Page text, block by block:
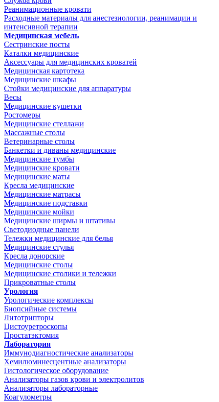
Реанимационные кровати
Расходные материалы для анестезиологии, реанимации и
интенсивной терапии
Медицинская мебель
Сестринские посты
Каталки медицинские
Аксессуары для медицинских кроватей
Медицинская картотека
Медицинские шкафы
Стойки медицинские для аппаратуры
Весы
Медицинские кушетки
Ростомеры
Медицинские стеллажи
Массажные столы
Ветеринарные столы
Банкетки и диваны медицинские
Медицинские тумбы
Медицинские кровати
Медицинские маты
Кресла медицинские
Медицинские матрасы
Медицинские подставки
Медицинские мойки
Медицинские ширмы и штативы
Светодиодные панели
Тележки медицинские для белья
Медицинские стулья
Кресла донорские
Медицинские столы
Медицинские столики и тележки
Прикроватные столы
Урология
Урологические комплексы
Биопсийные системы
Литотрипторы
Цистоуретроскопы
Простатэктомия
Лаборатория
Иммунодиагностические анализаторы
Хемилюминесцентные анализаторы
Гистологическое оборудование
Анализаторы газов крови и электролитов
Анализаторы лабораторные
Коагулометры